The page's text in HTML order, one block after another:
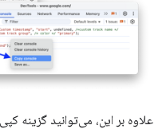
علاوه بر این، می‌توانید گزینه